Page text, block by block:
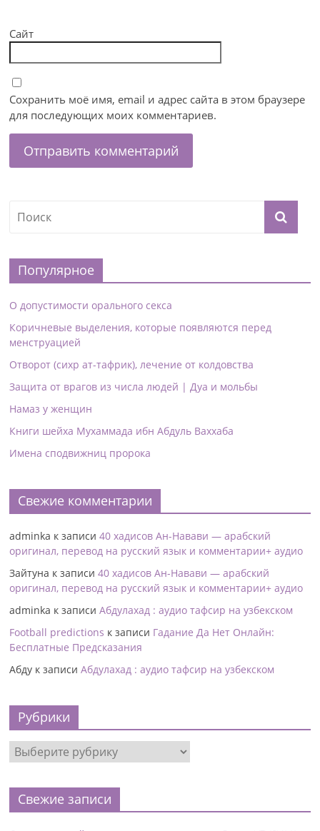
Сайт
Сохранить моё имя, email и адрес сайта в этом браузере
для последующих моих комментариев.
Популярное
О допустимости орального секса
Коричневые выделения, которые появляются перед
менструацией
Отворот (сихр ат-тафрик), лечение от колдовства
Защита от врагов из числа людей | Дуа и мольбы
Намаз у женщин
Книги шейха Мухаммада ибн Абдуль Ваххаба
Имена сподвижниц пророка
Свежие комментарии
adminka к записи40 хадисов Ан-Навави — арабский
оригинал, перевод на русский язык и комментарии+ аудио
Зайтуна к записи40 хадисов Ан-Навави — арабский
оригинал, перевод на русский язык и комментарии+ аудио
adminka к записиАбдулахад : аудио тафсир на узбекском
Football predictions к записи Гадание Да Нет Онлайн:
Бесплатные Предсказания
Абду к записиАбдулахад : аудио тафсир на узбекском
Рубрики
Свежие записи